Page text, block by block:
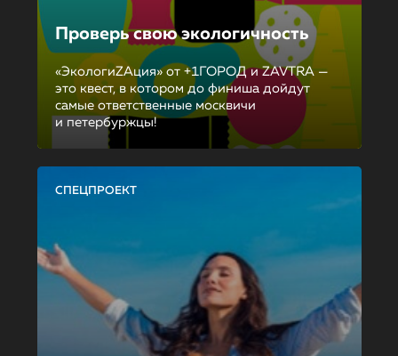
Проверь свою экологичность
«ЭкологиZAция» от +1ГОРОД и ZAVTRA —
это квест, в котором до финиша дойдут
самые ответственные москвичи
и петербуржцы!
СПЕЦПРОЕКТ